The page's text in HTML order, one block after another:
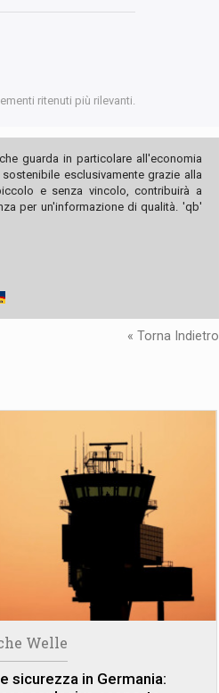
ritenuti più rilevanti.
guarda in particolare all'economia
esclusivamente grazie alla
e senza vincolo, contribuirà a
per un'informazione di qualità. 'qb'
« Torna Indietro
Welle
sicurezza in Germania: